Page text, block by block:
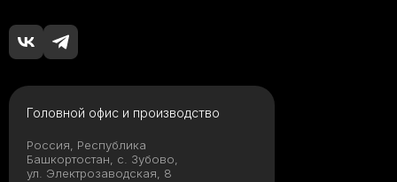
Головной офис и производство
Россия, Республика
Башкортостан, с. Зубово,
ул. Электрозаводская, 8